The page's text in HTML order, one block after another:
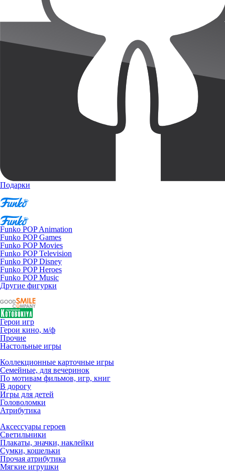
Подарки
Funko POP Animation
Funko POP Games
Funko POP Movies
Funko POP Television
Funko POP Disney
Funko POP Heroes
Funko POP Music
Другие фигурки
Герои игр
Герои кино, м/ф
Прочие
Настольные игры
Коллекционные карточные игры
Семейные, для вечеринок
По мотивам фильмов, игр, книг
В дорогу
Игры для детей
Головоломки
Атрибутика
Аксессуары героев
Светильники
Плакаты, значки, наклейки
Сумки, кошельки
Прочая атрибутика
Мягкие игрушки